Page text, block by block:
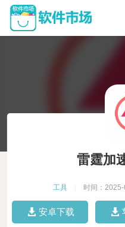
雷霆加
工具 时间：
安卓下载